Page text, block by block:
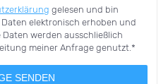
gelesen und bin
elektronisch erhoben und
werden ausschließlich
meiner Anfrage genutzt.*
SENDEN